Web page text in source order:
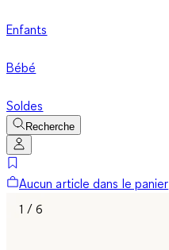
Enfants
Bébé
Soldes
Recherche
Aucun article dans le panier
1 / 6